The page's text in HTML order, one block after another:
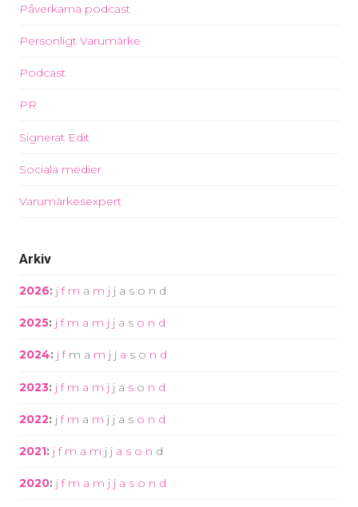
Påverkarna podcast
Personligt Varumärke
Podcast
PR
Signerat Edit
Sociala medier
Varumärkesexpert
Arkiv
2026: j f m a m j j a s o n d
2025: j f m a m j j a s o n d
2024: j f m a m j j a s o n d
2023: j f m a m j j a s o n d
2022: j f m a m j j a s o n d
2021: j f m a m j j a s o n d
2020: j f m a m j j a s o n d